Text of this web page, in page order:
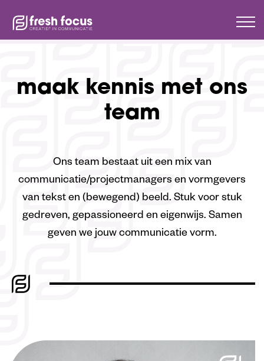
HOME TEAM
maak kennis met ons
team
Ons team bestaat uit een mix van
communicatie/projectmanagers en vormgevers
van tekst en (bewegend) beeld. Stuk voor stuk
gedreven, gepassioneerd en eigenwijs. Samen
geven we jouw communicatie vorm.